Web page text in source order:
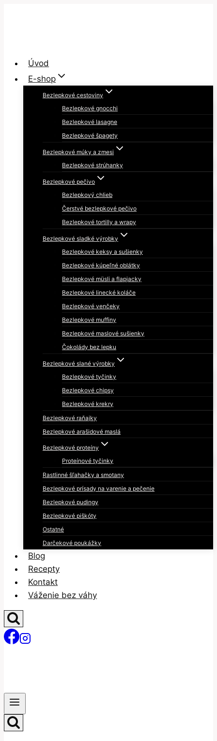
Úvod
E-shop
Bezlepkové cestoviny
Bezlepkové gnocchi
Bezlepkové lasagne
Bezlepkové špagety
Bezlepkové múky a zmesi
Bezlepkové strúhanky
Bezlepkové pečivo
Bezlepkový chlieb
Čerstvé bezlepkové pečivo
Bezlepkové tortilly a wrapy
Bezlepkové sladké výrobky
Bezlepkové keksy a sušienky
Bezlepkové kúpeľné oblátky
Bezlepkové müsli a flapjacky
Bezlepkové linecké koláče
Bezlepkové venčeky
Bezlepkové muffiny
Bezlepkové maslové sušienky
Čokolády bez lepku
Bezlepkové slané výrobky
Bezlepkové tyčinky
Bezlepkové chipsy
Bezlepkové krekry
Bezlepkové raňajky
Bezlepkové arašidové maslá
Bezlepkové proteíny
Proteínové tyčinky
Rastlinné šľahačky a smotany
Bezlepkové prísady na varenie a pečenie
Bezlepkové pudingy
Bezlepkové piškóty
Ostatné
Darčekové poukážky
Blog
Recepty
Kontakt
Váženie bez váhy